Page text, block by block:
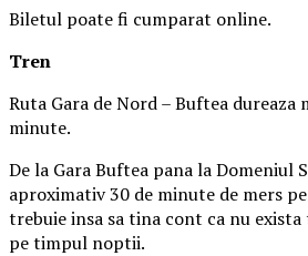
Biletul poate fi cumparat online.
Tren
Ruta Gara de Nord – Buftea dureaza
minute.
De la Gara Buftea pana la Domeniul
aproximativ 30 de minute de mers
trebuie insa sa tina cont ca nu
pe timpul noptii.